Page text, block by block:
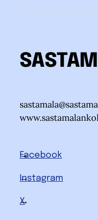
Facebook
Instagram
X